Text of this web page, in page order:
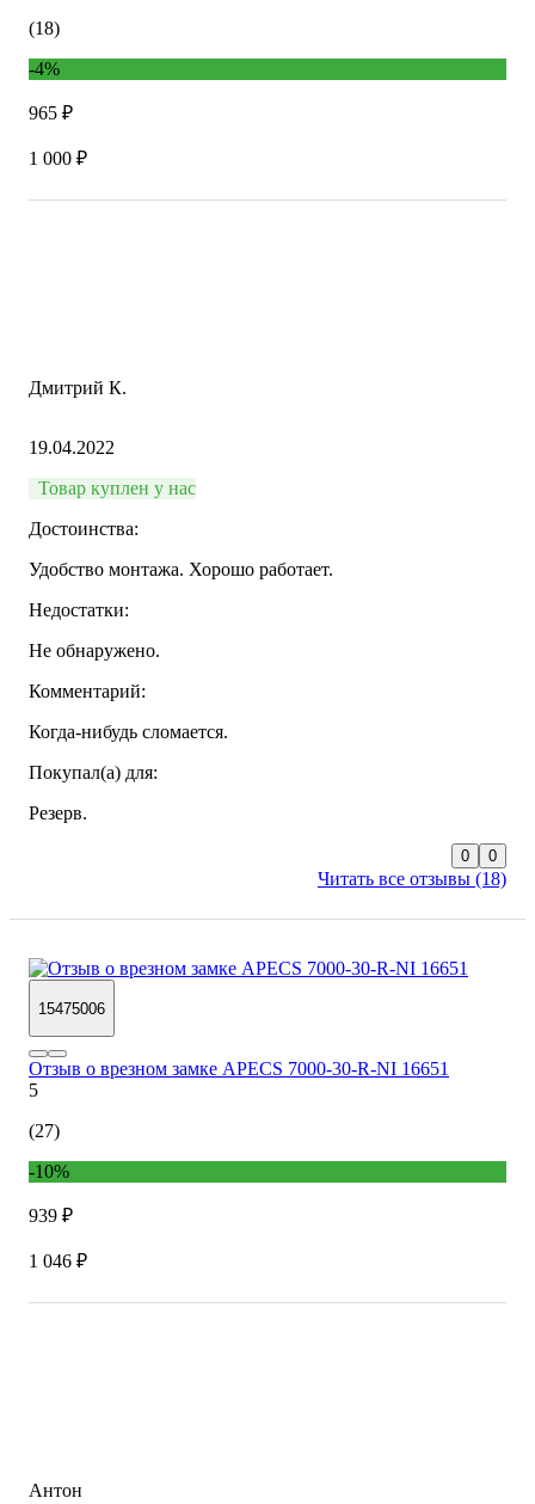
(18)
-4%
965 ₽
1 000 ₽
Дмитрий К.
19.04.2022
Товар куплен у нас
Достоинства:
Удобство монтажа. Хорошо работает.
Недостатки:
Не обнаружено.
Комментарий:
Когда-нибудь сломается.
Покупал(а) для:
Резерв.
Читать все отзывы (18)
0 0
15475006
Отзыв о врезном замке APECS 7000-30-R-NI 16651
5
(27)
-10%
939 ₽
1 046 ₽
Антон